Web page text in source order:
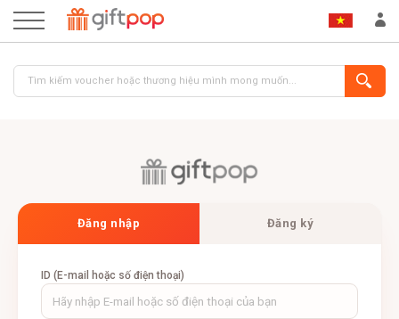
ĐĂNG NHẬP
Đăng nhập
Đăng ký
ID (E-mail hoặc số điện thoại)